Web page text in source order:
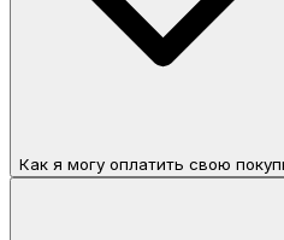
Как я могу оплатить свою